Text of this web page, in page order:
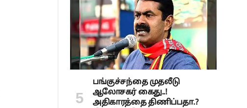
பங்குச்சந்தை முதலீடு
ஆலோசகர் கைது..!
அதிகாரத்தை திணிப்பதா.?